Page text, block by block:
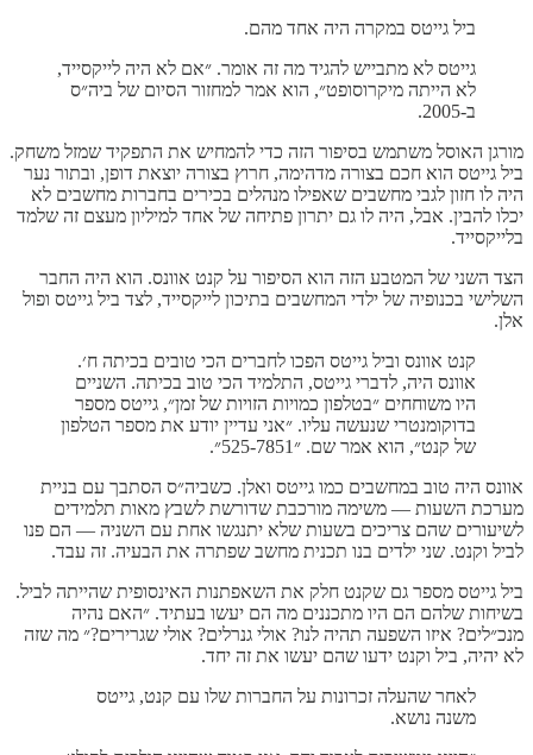
ביל גייטס במקרה היה אחד מהם.
גייטס לא מתבייש להגיד מה זה אומר. ״אם לא היה לייקסייד,
לא הייתה מיקרוסופט״, הוא אמר למחזור הסיום של ביה״ס
ב-2005.
מורגן האוסל משתמש בסיפור הזה כדי להמחיש את התפקיד שמזל משחק.
ביל גייטס הוא חכם בצורה מדהימה, חרוץ בצורה יוצאת דופן, ובתור נער
היה לו חזון לגבי מחשבים שאפילו מנהלים בכירים בחברות מחשבים לא
יכלו להבין. אבל, היה לו גם יתרון פתיחה של אחד למיליון מעצם זה שלמד
בלייקסייד.
הצד השני של המטבע הזה הוא הסיפור על קנט אוונס. הוא היה החבר
השלישי בכנופיה של ילדי המחשבים בתיכון לייקסייד, לצד ביל גייטס ופול
אלן.
קנט אוונס וביל גייטס הפכו לחברים הכי טובים בכיתה ח׳.
אוונס היה, לדברי גייטס, התלמיד הכי טוב בכיתה. השניים
היו משוחחים ״בטלפון כמויות הזויות של זמן״, גייטס מספר
בדוקומנטרי שנעשה עליו. ״אני עדיין יודע את מספר הטלפון
של קנט״, הוא אמר שם. ״525-7851״.
אוונס היה טוב במחשבים כמו גייטס ואלן. כשביה״ס הסתבך עם בניית
מערכת השעות — משימה מורכבת שדורשת לשבץ מאות תלמידים
לשיעורים שהם צריכים בשעות שלא יתנגשו אחת עם השניה — הם פנו
לביל וקנט. שני ילדים בנו תכנית מחשב שפתרה את הבעיה. זה עבד.
ביל גייטס מספר גם שקנט חלק את השאפתנות האינסופית שהייתה לביל.
בשיחות שלהם הם היו מתכננים מה הם יעשו בעתיד. ״האם נהיה
מנכ״לים? איזו השפעה תהיה לנו? אולי גנרלים? אולי שגרירים?״ מה שזה
לא יהיה, ביל וקנט ידעו שהם יעשו את זה יחד.
לאחר שהעלה זכרונות על החברות שלו עם קנט, גייטס
משנה נושא.